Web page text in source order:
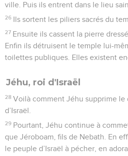
ville. Puis ils entrent dans le lieu
26 Ils sortent les piliers sacrés du
27 Ensuite ils cassent la pierre
Enfin ils détruisent le temple lui-
toilettes publiques. Elles existent
Jéhu, roi d'Israël
28 Voilà comment Jéhu supprime le
d’Israël.
29 Pourtant, Jéhu continue à
que Jéroboam, fils de Nebath. En
le peuple d’Israël à pécher, en